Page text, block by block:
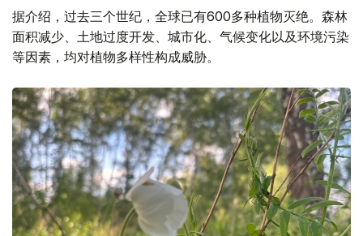
据介绍，过去三个世纪，全球已有600多种植物灭绝。森林
面积减少、土地过度开发、城市化、气候变化以及环境污染
等因素，均对植物多样性构成威胁。